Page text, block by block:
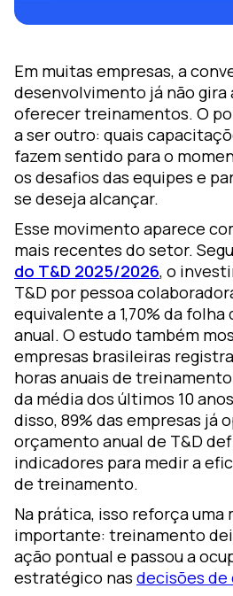
de
—
Em muitas empresas, a
desenvolvimento já não gira
oferecer treinamentos. O
a ser outro: quais
fazem sentido para o
os desafios das equipes e
se deseja alcançar.
Esse movimento aparece
mais recentes do setor.
do T&D 2025/2026, o
T&D por pessoa
equivalente a 1,70% da
anual. O estudo também
empresas brasileiras
horas anuais de
da média dos últimos 10
disso, 89% das empresas já
orçamento anual de T&D
indicadores para medir a
de treinamento.
Na prática, isso reforça uma
importante: treinamento
ação pontual e passou a
estratégico nas decisões